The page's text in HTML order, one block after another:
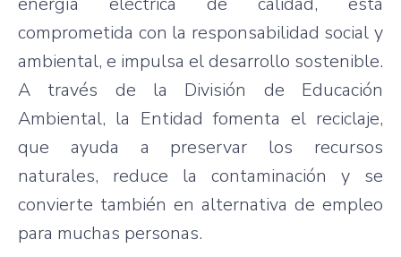
comprometida con la responsabilidad social y
ambiental, e impulsa el desarrollo sostenible.
A través de la División de Educación
Ambiental, la Entidad fomenta el reciclaje,
que ayuda a preservar los recursos
naturales, reduce la contaminación y se
convierte también en alternativa de empleo
para muchas personas.